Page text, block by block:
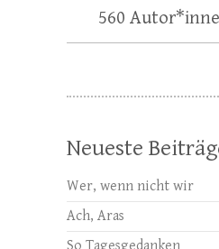
560
Neueste
Wer, wenn nicht wir
Ach, Aras